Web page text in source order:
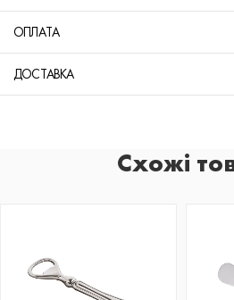
ОПЛАТА
ДОСТАВКА
Схожі